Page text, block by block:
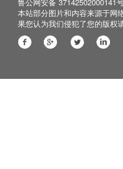
鲁公网安备 37142502000141
本站部分图片和内容来源于网
果您认为我们侵犯了您的版权